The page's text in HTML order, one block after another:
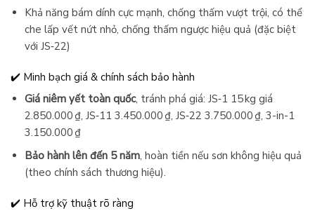
Khả năng bám dính cực mạnh, chống thấm vượt trội, có thể
che lấp vết nứt nhỏ, chống thấm ngược hiệu quả (đặc biệt
với JS‑22)
✔️ Minh bạch giá & chính sách bảo hành
Giá niêm yết toàn quốc, tránh phá giá: JS‑1 15 kg giá
2.850.000 ₫, JS‑11 3.450.000 ₫, JS‑22 3.750.000 ₫, 3-in-1
3.150.000 ₫
Bảo hành lên đến 5 năm, hoàn tiền nếu sơn không hiệu quả
(theo chính sách thương hiệu).
✔️ Hỗ trợ kỹ thuật rõ ràng